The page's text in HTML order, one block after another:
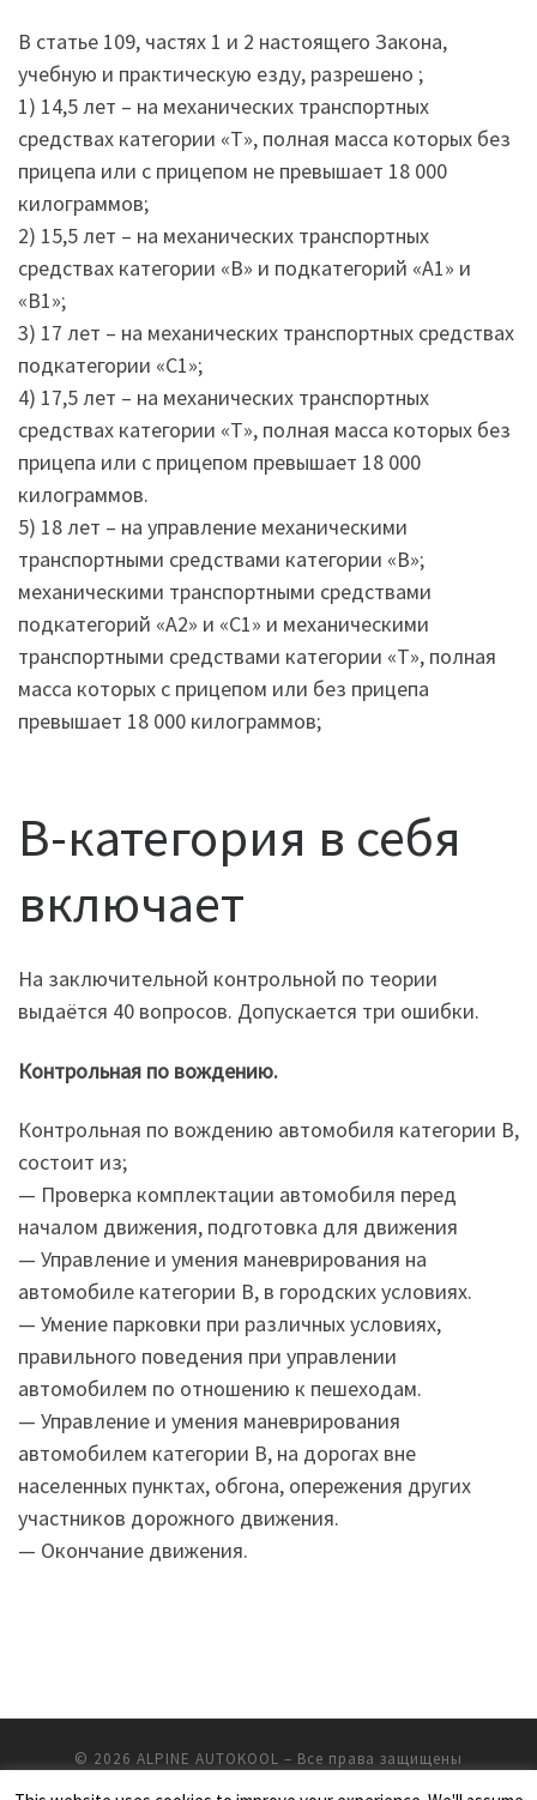
В статье 109, частях 1 и 2 настоящего Закона,
учебную и практическую езду, разрешено ;
1) 14,5 лет – на механических транспортных
средствах категории «Т», полная масса которых без
прицепа или с прицепом не превышает 18 000
килограммов;
2) 15,5 лет – на механических транспортных
средствах категории «В» и подкатегорий «А1» и
«В1»;
3) 17 лет – на механических транспортных средствах
подкатегории «С1»;
4) 17,5 лет – на механических транспортных
средствах категории «Т», полная масса которых без
прицепа или с прицепом превышает 18 000
килограммов.
5) 18 лет – на управление механическими
транспортными средствами категории «В»;
механическими транспортными средствами
подкатегорий «А2» и «С1» и механическими
транспортными средствами категории «Т», полная
масса которых с прицепом или без прицепа
превышает 18 000 килограммов;
B-категория в себя
включает
На заключительной контрольной по теории
выдаётся 40 вопросов. Допускается три ошибки.
Контрольная по вождению.
Контрольная по вождению автомобиля категории В,
состоит из;
— Проверка комплектации автомобиля перед
началом движения, подготовка для движения
— Управление и умения маневрирования на
автомобиле категории В, в городских условиях.
— Умение парковки при различных условиях,
правильного поведения при управлении
автомобилем по отношению к пешеходам.
— Управление и умения маневрирования
автомобилем категории В, на дорогах вне
населенных пунктах, обгона, опережения других
участников дорожного движения.
— Окончание движения.
© 2026 ALPINE AUTOKOOL – Все права защищены
Работает на – Разработан в Тема Customizr